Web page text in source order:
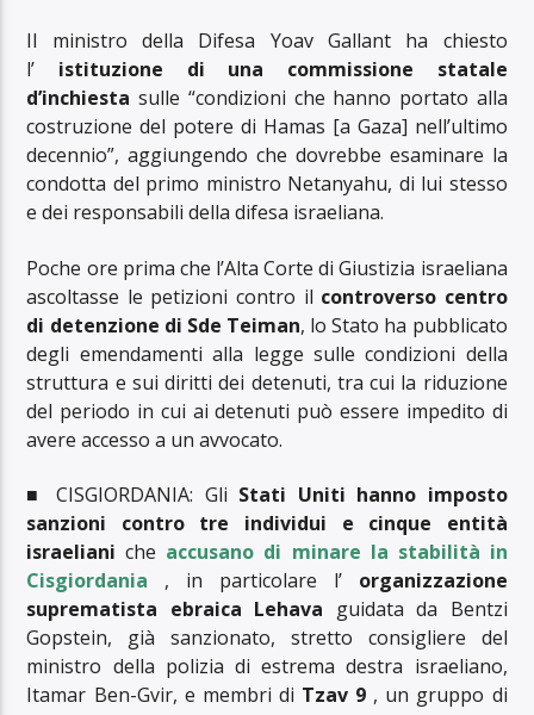
Il ministro della Difesa Yoav Gallant ha chiesto
l’ istituzione di una commissione statale
d’inchiesta sulle “condizioni che hanno portato alla
costruzione del potere di Hamas [a Gaza] nell’ultimo
decennio”, aggiungendo che dovrebbe esaminare la
condotta del primo ministro Netanyahu, di lui stesso
e dei responsabili della difesa israeliana.
Poche ore prima che l’Alta Corte di Giustizia israeliana
ascoltasse le petizioni contro il controverso centro
di detenzione di Sde Teiman, lo Stato ha pubblicato
degli emendamenti alla legge sulle condizioni della
struttura e sui diritti dei detenuti, tra cui la riduzione
del periodo in cui ai detenuti può essere impedito di
avere accesso a un avvocato.
■ CISGIORDANIA: Gli Stati Uniti hanno imposto
sanzioni contro tre individui e cinque entità
israeliani che accusano di minare la stabilità in
Cisgiordania , in particolare l’ organizzazione
suprematista ebraica Lehava guidata da Bentzi
Gopstein, già sanzionato, stretto consigliere del
ministro della polizia di estrema destra israeliano,
Itamar Ben-Gvir, e membri di Tzav 9 , un gruppo di